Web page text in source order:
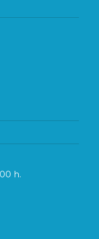
h.